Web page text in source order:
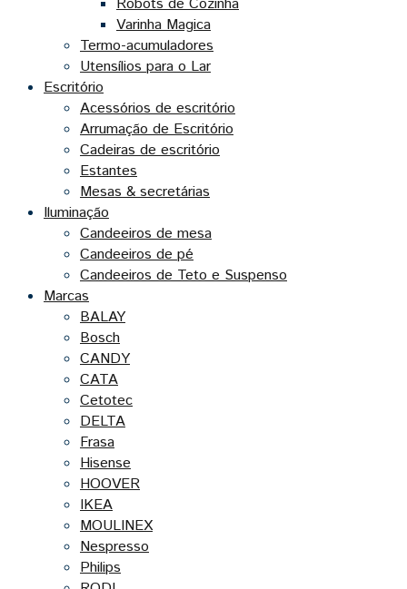
Varinha Magica
Termo-acumuladores
Utensílios para o Lar
Escritório
Acessórios de escritório
Arrumação de Escritório
Cadeiras de escritório
Estantes
Mesas & secretárias
Iluminação
Candeeiros de mesa
Candeeiros de pé
Candeeiros de Teto e Suspenso
Marcas
BALAY
Bosch
CANDY
CATA
Cetotec
DELTA
Frasa
Hisense
HOOVER
IKEA
MOULINEX
Nespresso
Philips